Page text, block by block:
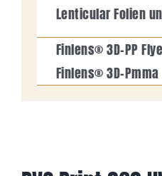
Lenticular Folien
Finlens® 3D-PP
Finlens® 3D-Pmma